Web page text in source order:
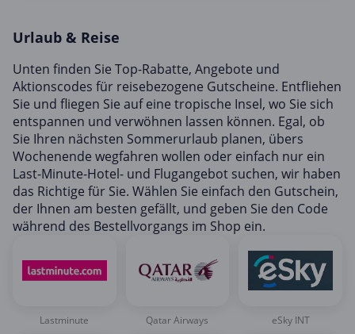
Mode & Accessoires
Shopping
Sonstiges
Sport & Freizeit
Urlaub & Reise
Urlaub & Reise
Unten finden Sie Top-Rabatte, Angebote und
Aktionscodes für reisebezogene Gutscheine. Entfliehen
Sie und fliegen Sie auf eine tropische Insel, wo Sie sich
entspannen und verwöhnen lassen können. Egal, ob
Sie Ihren nächsten Sommerurlaub planen, übers
Wochenende wegfahren wollen oder einfach nur ein
Last-Minute-Hotel- und Flugangebot suchen, wir haben
das Richtige für Sie. Wählen Sie einfach den Gutschein,
der Ihnen am besten gefällt, und geben Sie den Code
während des Bestellvorgangs im Shop ein.
Lastminute Qatar Airways eSky INT